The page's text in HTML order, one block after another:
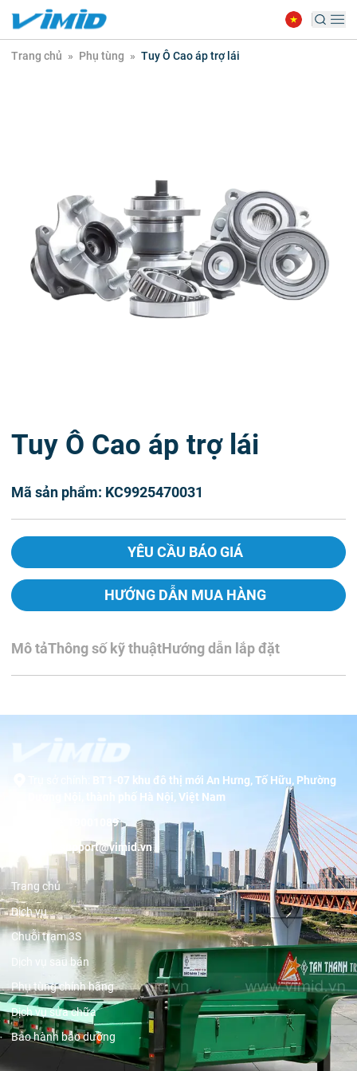
Trang chủ » Phụ tùng » Tuy Ô Cao áp trợ lái
Tuy Ô Cao áp trợ lái
Mã sản phẩm: KC9925470031
YÊU CẦU BÁO GIÁ
HƯỚNG DẪN MUA HÀNG
Mô tảThông số kỹ thuậtHướng dẫn lắp đặt
BT1-07 khu đô thị mới An Hưng, Tố Hữu, Phường
Dương Nội, thành phố Hà Nội, Việt Nam
19001089
support@vimid.vn
Trang chủ
Dịch vụ
Chuỗi trạm 3S
Dịch vụ sau bán
Phụ tùng chính hãng
Dịch vụ sửa chữa
Bảo hành bảo dưỡng